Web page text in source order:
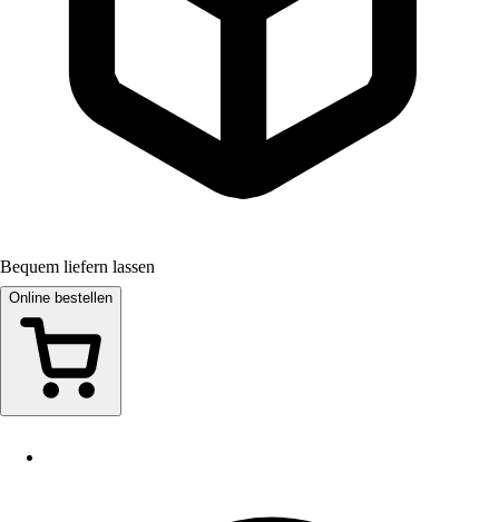
Bequem liefern lassen
Online bestellen